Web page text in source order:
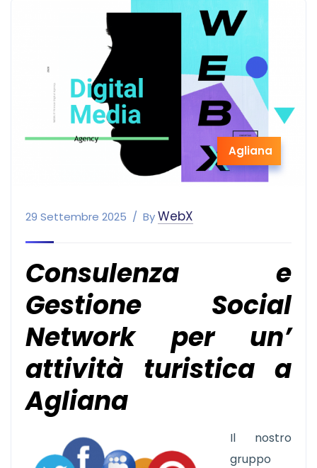
Agliana
29 Settembre 2025 ByWebX
Consulenza e
Gestione Social
Network per un’
attività turistica a
Agliana
Il nostro
gruppo